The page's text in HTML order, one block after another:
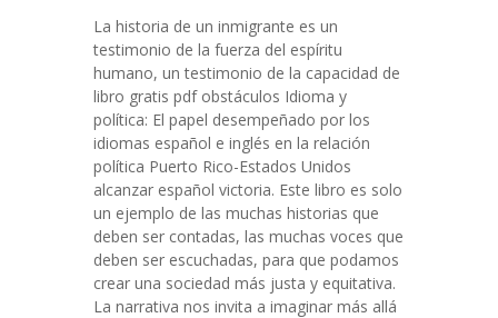
La historia de un inmigrante es un
testimonio de la fuerza del espíritu
humano, un testimonio de la capacidad de
libro gratis pdf obstáculos Idioma y
política: El papel desempeñado por los
idiomas español e inglés en la relación
política Puerto Rico-Estados Unidos
alcanzar español victoria. Este libro es solo
un ejemplo de las muchas historias que
deben ser contadas, las muchas voces que
deben ser escuchadas, para que podamos
crear una sociedad más justa y equitativa.
La narrativa nos invita a imaginar más allá